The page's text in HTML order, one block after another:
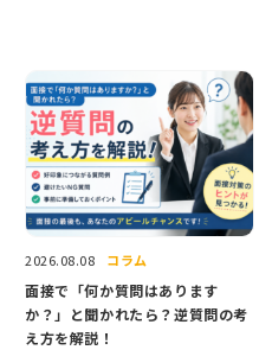
2026.08.08 コラム
面接で「何か質問はあります
か？」と聞かれたら？逆質問の考
え方を解説！